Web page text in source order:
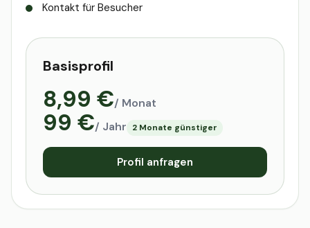
Kontakt für Besucher
Basisprofil
8,99 €/ Monat
99 €/ Jahr 2 Monate günstiger
Profil anfragen